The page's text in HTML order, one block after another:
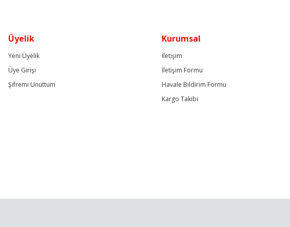
Üyelik
Yeni Üyelik
Üye Girişi
Şifremi Unuttum
Kurumsal
İletişim
İletişim Formu
Havale Bildirim Formu
Kargo Takibi